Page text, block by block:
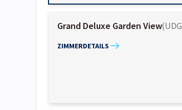
Grand Deluxe Garden View(UDG
ZIMMERDETAILS